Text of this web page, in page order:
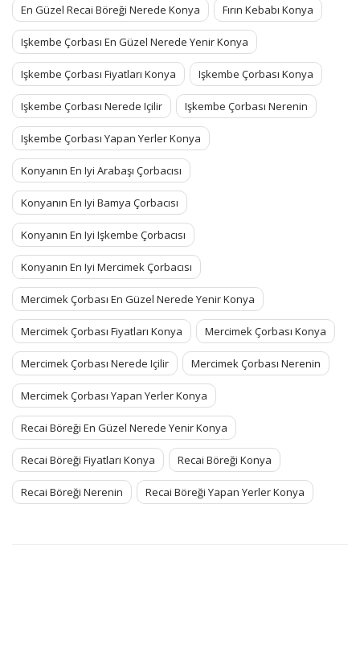
En Güzel Recai Böreği Nerede Konya Fırın Kebabı Konya
Işkembe Çorbası En Güzel Nerede Yenir Konya
Işkembe Çorbası Fiyatları Konya Işkembe Çorbası Konya
Işkembe Çorbası Nerede Içilir Işkembe Çorbası Nerenin
Işkembe Çorbası Yapan Yerler Konya
Konyanın En Iyi Arabaşı Çorbacısı
Konyanın En Iyi Bamya Çorbacısı
Konyanın En Iyi Işkembe Çorbacısı
Konyanın En Iyi Mercimek Çorbacısı
Mercimek Çorbası En Güzel Nerede Yenir Konya
Mercimek Çorbası Fiyatları Konya Mercimek Çorbası Konya
Mercimek Çorbası Nerede Içilir Mercimek Çorbası Nerenin
Mercimek Çorbası Yapan Yerler Konya
Recai Böreği En Güzel Nerede Yenir Konya
Recai Böreği Fiyatları Konya Recai Böreği Konya
Recai Böreği Nerenin Recai Böreği Yapan Yerler Konya